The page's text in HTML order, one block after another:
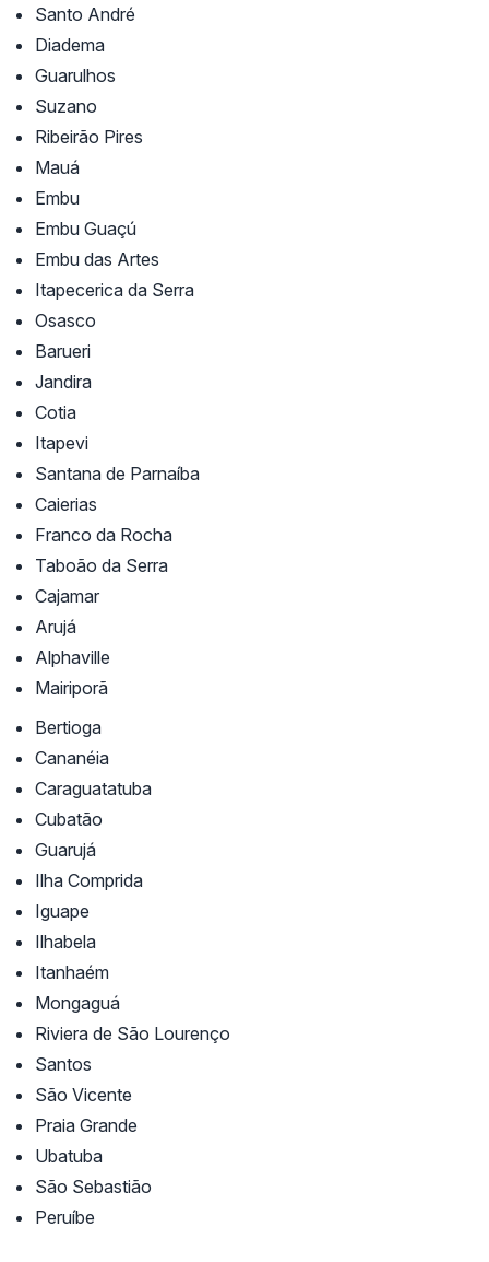
Santo André
Diadema
Guarulhos
Suzano
Ribeirão Pires
Mauá
Embu
Embu Guaçú
Embu das Artes
Itapecerica da Serra
Osasco
Barueri
Jandira
Cotia
Itapevi
Santana de Parnaíba
Caierias
Franco da Rocha
Taboão da Serra
Cajamar
Arujá
Alphaville
Mairiporã
Bertioga
Cananéia
Caraguatatuba
Cubatão
Guarujá
Ilha Comprida
Iguape
Ilhabela
Itanhaém
Mongaguá
Riviera de São Lourenço
Santos
São Vicente
Praia Grande
Ubatuba
São Sebastião
Peruíbe